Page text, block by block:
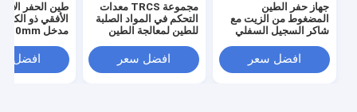
جهاز حفر الطين
المضغوط من الزيت مع
شاكر السجيل السفلي
المدخلافضل سعر
مجموعة TRCS معدات
التحكم في المواد الصلبة
للطين لمعالجة الطين
هيدروسيكلونافضل سعر
طين الحفر
الأفقي ذو
افضل